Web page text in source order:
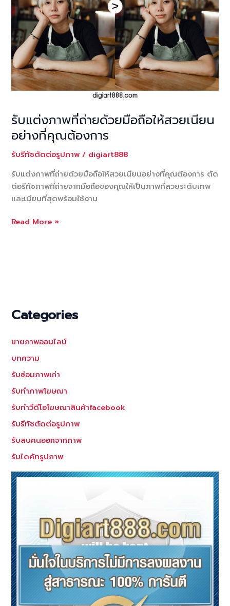
รับแต่งภาพที่ถ่ายด้วยมือถือให้สวยเนียน
อย่างที่คุณต้องการ
รับรีทัชตัดต่อรูปภาพ / digiart888
รับแต่งภาพที่ถ่ายด้วยมือถือให้สวยเนียนอย่างที่คุณต้องการ ตัด
ต่อรีทัชภาพที่ถ่ายจากมือถือของคุณให้เป็นภาพที่สวยระดับเทพ
และเนียนที่สุดพร้อมใช้งาน
รับ
ถือ
ให้
เนียน
อย่าง
ที่
ต้องการ
Read More »
Categories
ขายภาพออนไลน์
บทความ
รับซ่อมภาพเก่า
รับทำภาพโฆษณา
รับทำวีดีโอโฆษณาสินค้าfacebook
รับรีทัชตัดต่อรูปภาพ
รับลบคนออกจากภาพ
รับไดคัทรูปภาพ